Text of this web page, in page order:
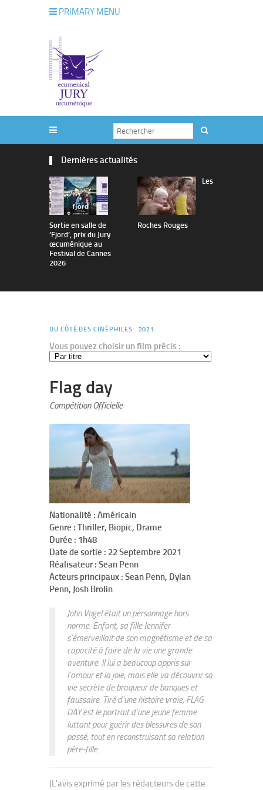
PRIMARY MENU
Dernières actualités
Sortie en salle de
’Fjord’, prix du Jury
œcuménique au
Festival de Cannes
2026
Les
Roches Rouges
DU CÔTÉ DES CINÉPHILES 2021
Vous pouvez choisir un film précis :
Flag day
Compétition Officielle
Nationalité : Américain
Genre : Thriller, Biopic, Drame
Durée : 1h48
Date de sortie : 22 Septembre 2021
Réalisateur : Sean Penn
Acteurs principaux : Sean Penn, Dylan
Penn, Josh Brolin
John Vogel était un personnage hors
norme. Enfant, sa fille Jennifer
s’émerveillait de son magnétisme et de sa
capacité à faire de la vie une grande
aventure. Il lui a beaucoup appris sur
l’amour et la joie, mais elle va découvrir sa
vie secrète de braqueur de banques et
faussaire. Tiré d’une histoire vraie, FLAG
DAY est le portrait d’une jeune femme
luttant pour guérir des blessures de son
passé, tout en reconstruisant sa relation
père-fille.
(L'avis exprimé par les rédacteurs de cette